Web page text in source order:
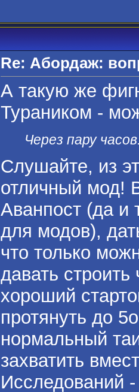
Re: Абордаж:
А такую же
Тураником -
Через пару
Слушайте, из
отличный мод!
Аванпост (да и
для модов),
что только
давать
хороший
протянуть до
нормальный
захватить
Исследований -